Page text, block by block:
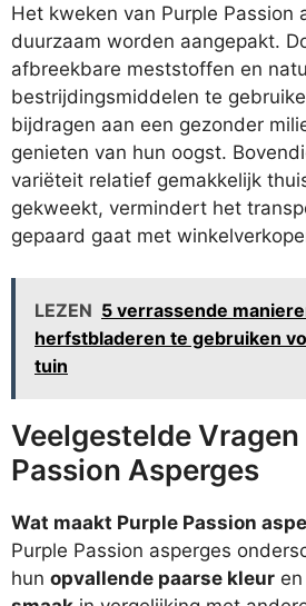
Het kweken van Purple Passion
duurzaam worden aangepakt.
afbreekbare meststoffen en
bestrijdingsmiddelen te
bijdragen aan een gezonder
genieten van hun oogst.
variëteit relatief gemakkelijk
gekweekt, vermindert het
gepaard gaat met
LEZEN 5 verrassende
herfstbladeren te gebruiken
tuin
Veelgestelde
Passion Asperges
Wat maakt Purple Passion
Purple Passion asperges
hun opvallende paarse kleur en